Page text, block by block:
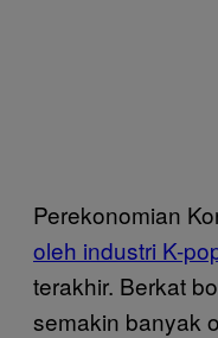
Perekonomian
oleh industri K-
terakhir. Berkat
semakin banyak